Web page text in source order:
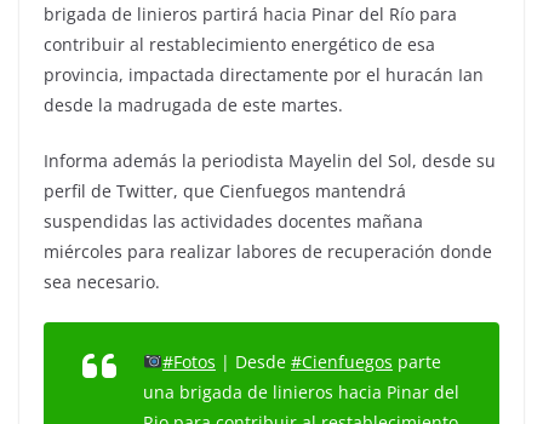
brigada de linieros partirá hacia Pinar del Río para
contribuir al restablecimiento energético de esa
provincia, impactada directamente por el huracán Ian
desde la madrugada de este martes.
Informa además la periodista Mayelin del Sol, desde su
perfil de Twitter, que Cienfuegos mantendrá
suspendidas las actividades docentes mañana
miércoles para realizar labores de recuperación donde
sea necesario.
#Fotos | Desde #Cienfuegos parte
una brigada de linieros hacia Pinar del